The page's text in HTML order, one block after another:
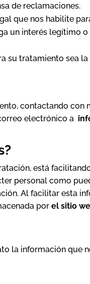
de reclamaciones.
que nos habilite
un interés legítimo o
su tratamiento sea
contactando
electrónico a
está
personal como
Al facilitar esta
porel sitio
la información que